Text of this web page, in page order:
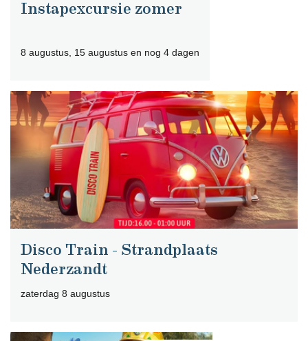
Instapexcursie zomer
8 augustus, 15 augustus en nog 4 dagen
Disco Train - Strandplaats
Nederzandt
zaterdag 8 augustus